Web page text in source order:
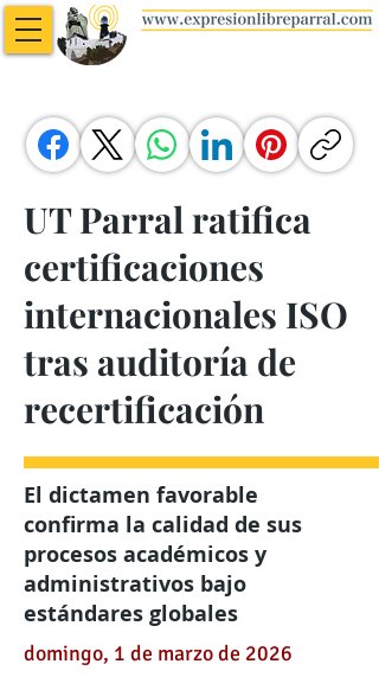
UT Parral ratifica
certificaciones
internacionales ISO
tras auditoría de
recertificación
El dictamen favorable
confirma la calidad de sus
procesos académicos y
administrativos bajo
estándares globales
domingo, 1 de marzo de 2026